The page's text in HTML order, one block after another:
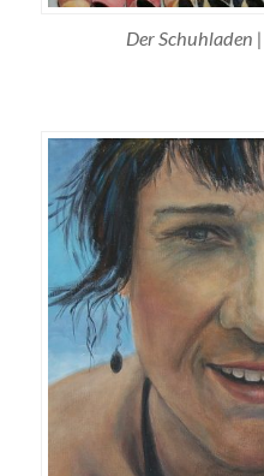
Der Schuhladen